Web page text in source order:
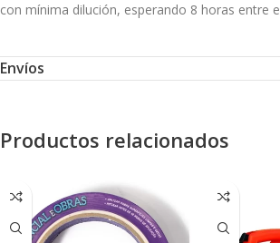
con mínima dilución, esperando 8 horas entre
Envíos
Productos relacionados